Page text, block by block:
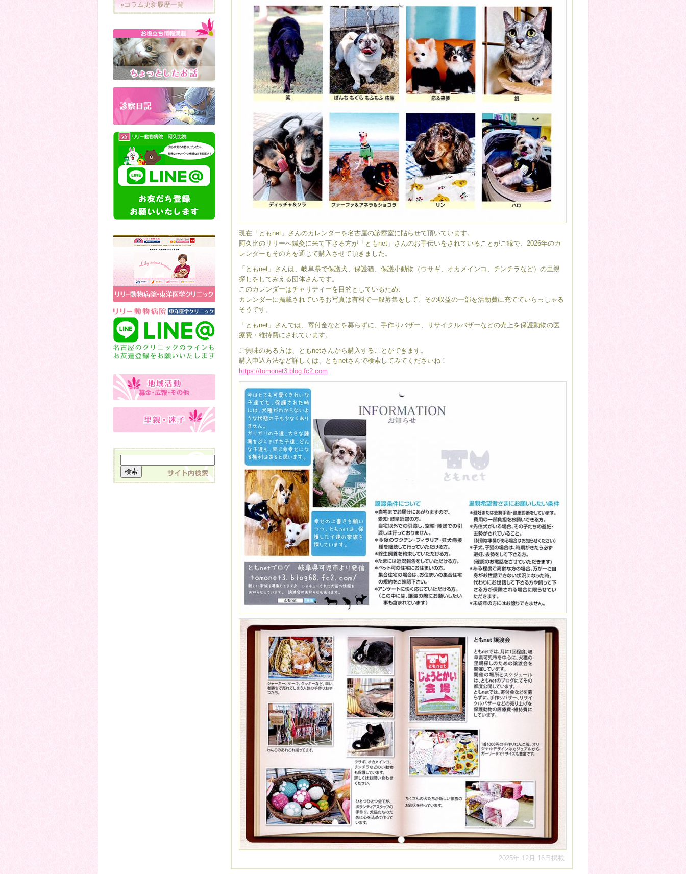
現在「ともnet」さんのカレンダーを名古屋の診察室に貼らせて頂いています。
阿久比のリリーへ鍼灸に来て下さる方が「ともnet」さんのお手伝いをされていることがご縁で、2026年のカ
レンダーもその方を通じて購入させて頂きました。
「ともnet」さんは、岐阜県で保護犬、保護猫、保護小動物（ウサギ、オカメインコ、チンチラなど）の里親
探しをしてみえる団体さんです。
このカレンダーはチャリティーを目的としているため、
カレンダーに掲載されているお写真は有料で一般募集をして、その収益の一部を活動費に充てていらっしゃる
そうです。
「ともnet」さんでは、寄付金などを募らずに、手作りバザー、リサイクルバザーなどの売上を保護動物の医
療費・維持費にされています。
ご興味のある方は、ともnetさんから購入することができます。
購入申込方法など詳しくは、ともnetさんで検索してみてくださいね！
https://tomonet3.blog.fc2.com
2025年 12月 16日掲載
»コラム更新履歴一覧